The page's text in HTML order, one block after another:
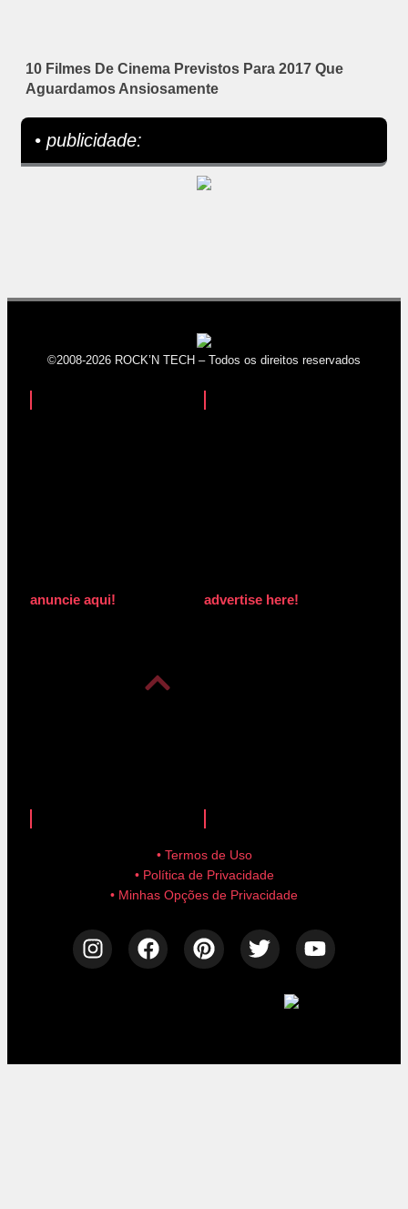
10 Filmes De Cinema Previstos Para 2017 Que
Aguardamos Ansiosamente
• publicidade:
©2008-2026 ROCK’N TECH – Todos os direitos reservados
anuncie aqui! advertise here!
• Termos de Uso
• Política de Privacidade
• Minhas Opções de Privacidade